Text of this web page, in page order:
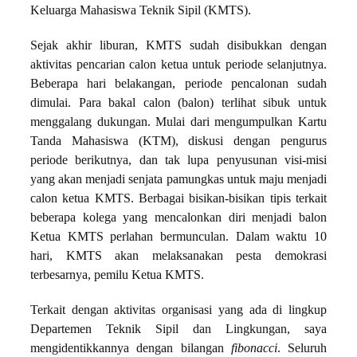
Keluarga Mahasiswa Teknik Sipil (KMTS).
Sejak akhir liburan, KMTS sudah disibukkan dengan
aktivitas pencarian calon ketua untuk periode selanjutnya.
Beberapa hari belakangan, periode pencalonan sudah
dimulai. Para bakal calon (balon) terlihat sibuk untuk
menggalang dukungan. Mulai dari mengumpulkan Kartu
Tanda Mahasiswa (KTM), diskusi dengan pengurus
periode berikutnya, dan tak lupa penyusunan visi-misi
yang akan menjadi senjata pamungkas untuk maju menjadi
calon ketua KMTS. Berbagai bisikan-bisikan tipis terkait
beberapa kolega yang mencalonkan diri menjadi balon
Ketua KMTS perlahan bermunculan. Dalam waktu 10
hari, KMTS akan melaksanakan pesta demokrasi
terbesarnya, pemilu Ketua KMTS.
Terkait dengan aktivitas organisasi yang ada di lingkup
Departemen Teknik Sipil dan Lingkungan, saya
mengidentikkannya dengan bilangan fibonacci. Seluruh